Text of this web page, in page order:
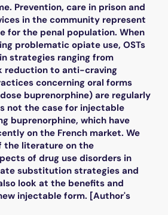
Prevention, care in prison and
in the community represent
for the penal population. When
problematic opiate use, OSTs
strategies ranging from
reduction to anti-craving
concerning oral forms
buprenorphine) are regularly
not the case for injectable
buprenorphine, which have
on the French market. We
the literature on the
of drug use disorders in
substitution strategies and
look at the benefits and
injectable form. [Author's